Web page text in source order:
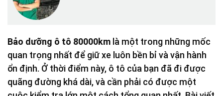
Bảo dưỡng ô tô 80000km là một trong những mốc
quan trọng nhất để giữ xe luôn bền bỉ và vận hành
ổn định. Ở thời điểm này, ô tô của bạn đã đi được
quãng đường khá dài, và cần phải có được một